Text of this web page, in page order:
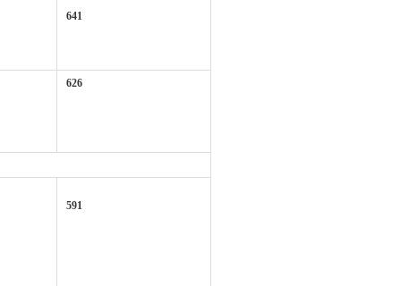
641
626
591